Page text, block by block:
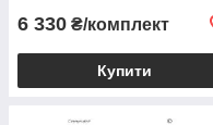
6 330 ₴/комплект
Купити